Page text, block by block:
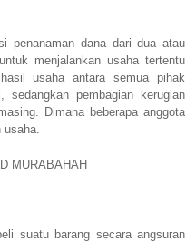
penanaman dana dari dua atau
menjalankan usaha tertentu
usaha antara semua pihak
sedangkan pembagian kerugian
Dimana beberapa anggota
usaha.
MURABAHAH
suatu barang secara angsuran